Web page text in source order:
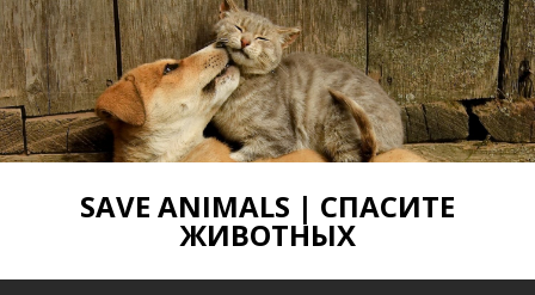
SAVE ANIMALS | СПАСИТЕ
ЖИВОТНЫХ